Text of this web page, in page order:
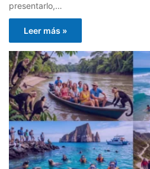
presentarlo,…
Leer más »